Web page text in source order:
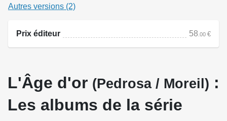
Source : Dupuis
Autres versions (2)
Prix éditeur 58 .00 €
L'Âge d'or (Pedrosa / Moreil) :
Les albums de la série